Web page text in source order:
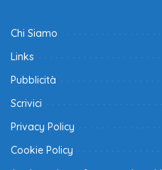
Chi Siamo
Links
Pubblicità
Scrivici
Privacy Policy
Cookie Policy